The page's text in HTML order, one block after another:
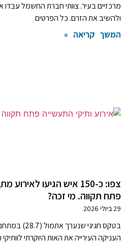
מרכזיים בעיר. צוותי חברת החשמל עבדו
ולהשיב את הזרם. כל הפרטים
המשך קריאה »
צפו: כ-150 איש הגיעו
פתח תקווה. מי זכה?
29 ביולי 2026
בטקס חגיגי
העניקה העירייה את האות היוקרתי